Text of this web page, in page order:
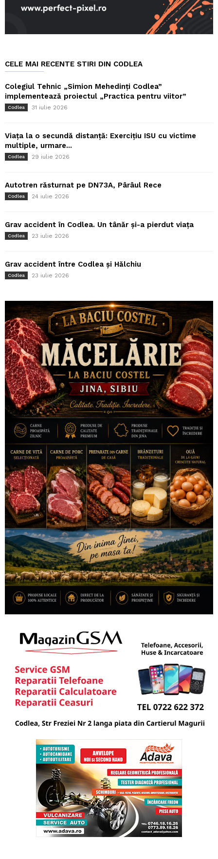
CELE MAI RECENTE STIRI DIN CODLEA
Colegiul Tehnic „Simion Mehedinți Codlea”
implementează proiectul „Practica pentru viitor”
Codlea 31 iulie 2026
Viața la o secundă distanță: Exercițiu ISU cu victime
multiple, urmare...
Codlea 29 iulie 2026
Autotren răsturnat pe DN73A, Pârâul Rece
Codlea 24 iulie 2026
Grav accident în Codlea. Un tânăr și-a pierdut viața
Codlea 23 iulie 2026
Grav accident între Codlea și Hălchiu
Codlea 23 iulie 2026